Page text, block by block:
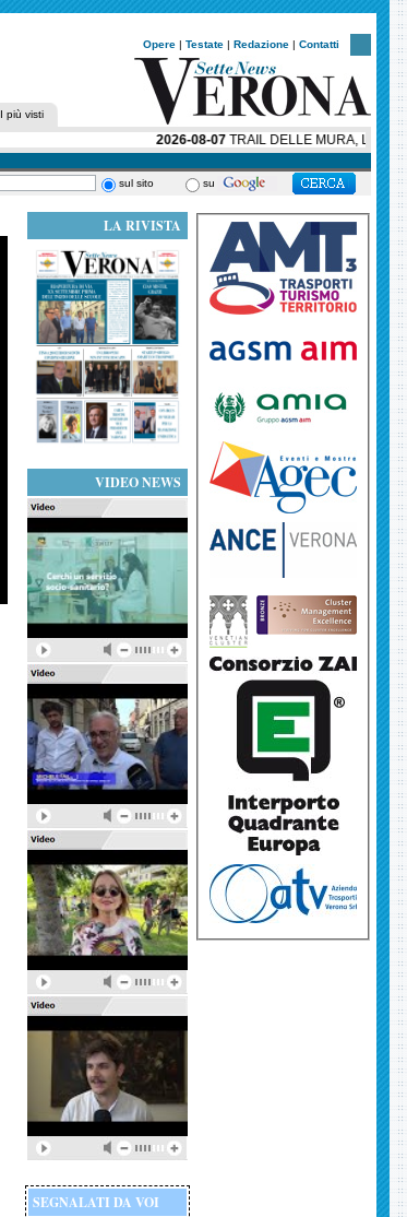
Opere | Testate | Redazione | Contatti
I più visti
2026-08-07TRAIL DELLE MURA, LA
sul sito su
LA RIVISTA
VIDEO NEWS
SEGNALATI DA VOI